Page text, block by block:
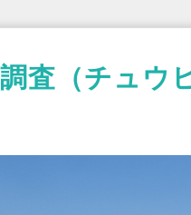
査（チュウ